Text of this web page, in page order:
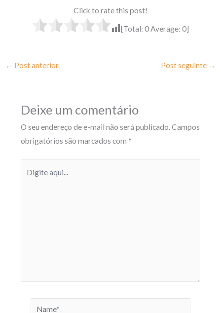
Click to rate this post!
[Total: 0Average: 0]
← Post anterior Post seguinte →
Deixe um comentário
O seu endereço de e-mail não será publicado.Campos
obrigatórios são marcados com *
aqui...
Name*